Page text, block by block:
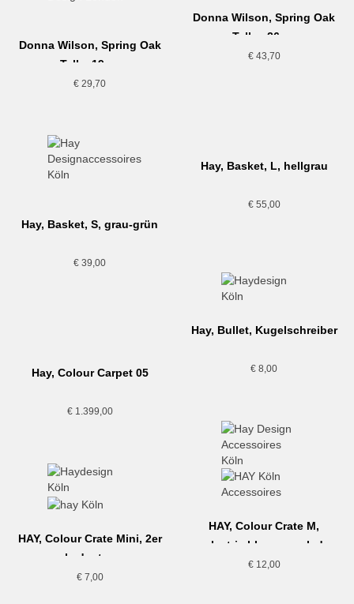
Donna Wilson, Spring Oak
Teller, 26cm
€43,70
Donna Wilson, Spring Oak
Teller,19cm
€ 29,70
Hay, Basket, L, hellgrau
€55,00
Hay, Basket, S, grau-grün
€ 39,00
Hay, Bullet, Kugelschreiber
€ 8,00
Hay, Colour Carpet 05
€1.399,00
HAY, Colour Crate M,
electric blue, recycled
€12,00
HAY, Colour Crate Mini, 2er
pack, dusty rose
€7,00